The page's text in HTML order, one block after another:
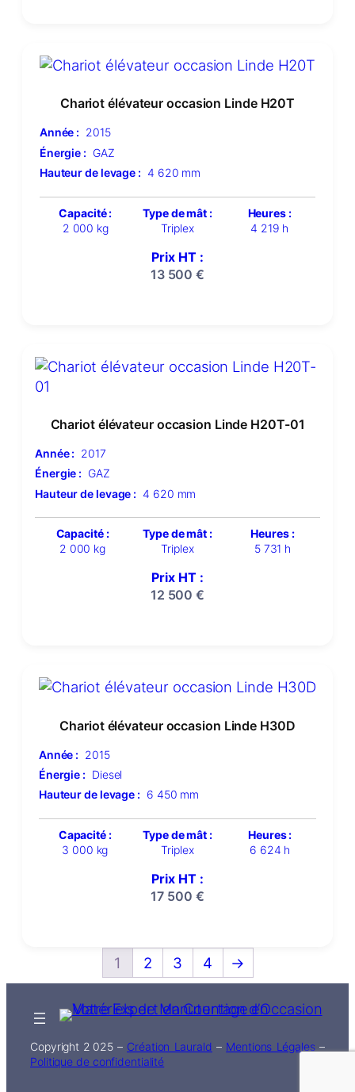
Chariot élévateur occasion Linde H20T
Année : 2015
Énergie : GAZ
Hauteur de levage : 4 620 mm
Capacité :
2 000 kg
Type de mât :
Triplex
Heures :
4 219 h
Prix HT :
13 500€
Chariot élévateur occasion Linde H20T-01
Année : 2017
Énergie : GAZ
Hauteur de levage : 4 620 mm
Capacité :
2 000 kg
Type de mât :
Triplex
Heures :
5 731 h
Prix HT :
12 500€
Chariot élévateur occasion Linde H30D
Année : 2015
Énergie : Diesel
Hauteur de levage : 6 450 mm
Capacité :
3 000 kg
Type de mât :
Triplex
Heures :
6 624 h
Prix HT :
17 500 €
1 2 3 4 →
Copyright 2 025 – Création Laurald – Mentions Légales–
Politique de confidentialité